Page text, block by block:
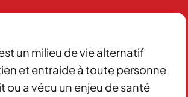
un milieu de vie alternatif
et entraide à toute personne
ou a vécu un enjeu de santé